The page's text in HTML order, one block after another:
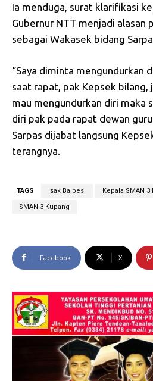
Ia menduga, surat klarifikasi
Gubernur NTT menjadi alasan
sebagai Wakasek bidang
“Saya diminta mengundurkan
saat rapat, pak Kepsek bilang,
mau mengundurkan diri maka
diri pak pada rapat dewan
Sarpas dijabat langsung
terangnya.
TAGS Isak Balbesi Kepala SMAN 3
SMAN 3 Kupang
Facebook X